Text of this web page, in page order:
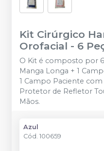
Kit Cirúrgico
Orofacial - 6
O Kit é composto por 6
Manga Longa + 1
1 Campo Paciente
Protetor de Refletor
Mãos.
Azul
Cód. 100659